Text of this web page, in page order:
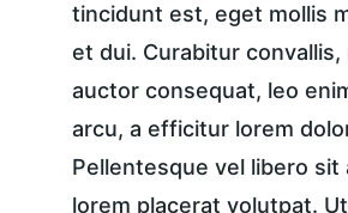
tincidunt est, eget mollis
et dui. Curabitur convallis,
auctor consequat, leo
arcu, a efficitur lorem
Pellentesque vel libero sit
lorem placerat volutpat.